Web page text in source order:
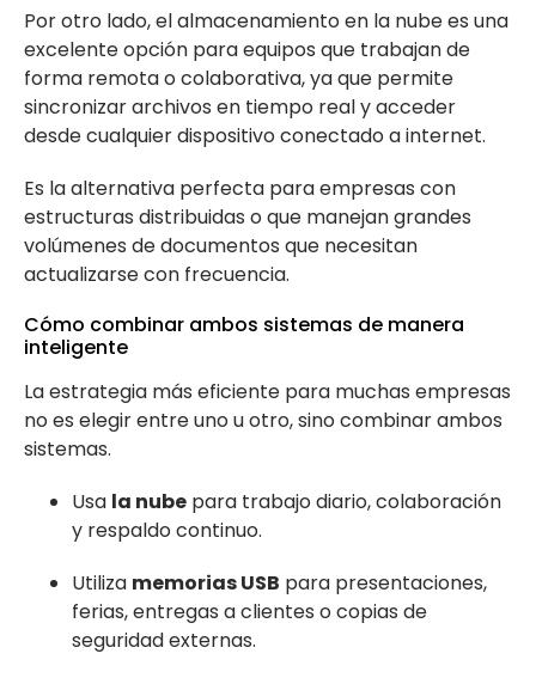
Por otro lado, el almacenamiento en la nube es una
excelente opción para equipos que trabajan de
forma remota o colaborativa, ya que permite
sincronizar archivos en tiempo real y acceder
desde cualquier dispositivo conectado a internet.
Es la alternativa perfecta para empresas con
estructuras distribuidas o que manejan grandes
volúmenes de documentos que necesitan
actualizarse con frecuencia.
Cómo combinar ambos sistemas de manera
inteligente
La estrategia más eficiente para muchas empresas
no es elegir entre uno u otro, sino combinar ambos
sistemas.
Usa la nube para trabajo diario, colaboración
y respaldo continuo.
Utiliza memorias USB para presentaciones,
ferias, entregas a clientes o copias de
seguridad externas.